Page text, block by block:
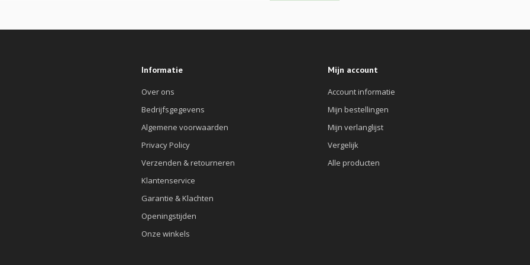
Informatie
Over ons
Bedrijfsgegevens
Algemene voorwaarden
Privacy Policy
Verzenden & retourneren
Klantenservice
Garantie & Klachten
Openingstijden
Onze winkels
Mijn account
Account informatie
Mijn bestellingen
Mijn verlanglijst
Vergelijk
Alle producten